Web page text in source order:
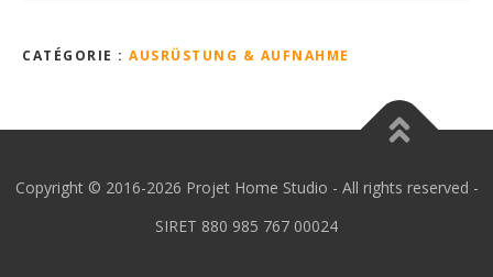
CATÉGORIE : AUSRÜSTUNG & AUFNAHME
Copyright © 2016-2026 Projet Home Studio - All rights reserved -
SIRET 880 985 767 00024